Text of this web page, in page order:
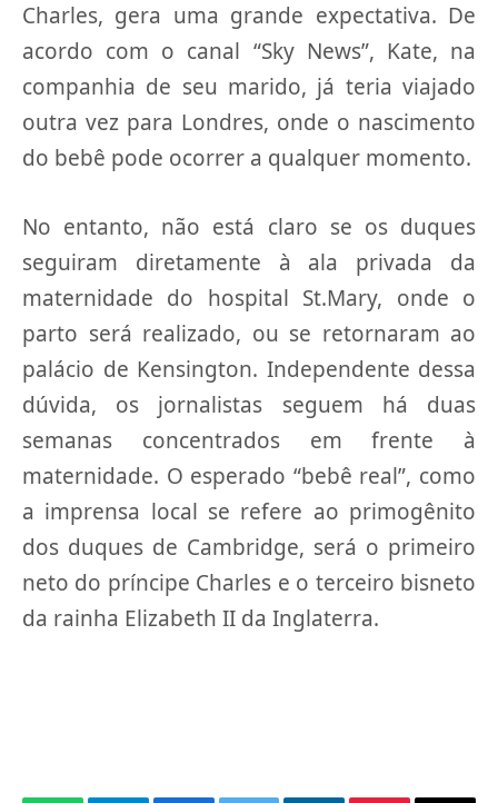
Charles, gera uma grande expectativa. De
acordo com o canal “Sky News”, Kate, na
companhia de seu marido, já teria viajado
outra vez para Londres, onde o nascimento
do bebê pode ocorrer a qualquer momento.
No entanto, não está claro se os duques
seguiram diretamente à ala privada da
maternidade do hospital St.Mary, onde o
parto será realizado, ou se retornaram ao
palácio de Kensington. Independente dessa
dúvida, os jornalistas seguem há duas
semanas concentrados em frente à
maternidade. O esperado “bebê real”, como
a imprensa local se refere ao primogênito
dos duques de Cambridge, será o primeiro
neto do príncipe Charles e o terceiro bisneto
da rainha Elizabeth II da Inglaterra.